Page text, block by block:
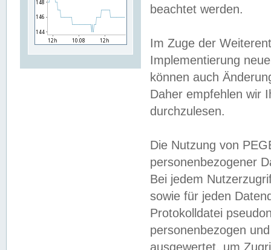
beachtet werden.
Im Zuge der
Implementierung
können auch
Daher empfehlen wir
durchzulesen.
Die Nutzung von
personenbezogener
Bei jedem
sowie für jeden
Protokolldatei
personenbezogen
ausgewertet, um